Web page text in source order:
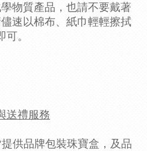
物質產品，也請不要戴著
速以棉布、紙巾輕輕擦拭
可。
送禮服務
供品牌包裝珠寶盒，及品